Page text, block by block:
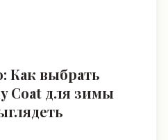
Как выбрать
Coat для зимы